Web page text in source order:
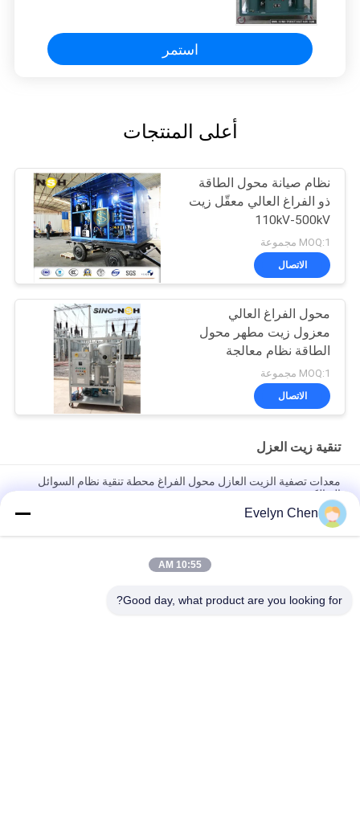
استمر
أعلى المنتجات
نظام صيانة محول الطاقة
ذو الفراغ العالي معقّل زيت
110kV-500kV
MOQ:1 مجموعة
الاتصال
محول الفراغ العالي
معزول زيت مطهر محول
الطاقة نظام معالجة
الصيانة
MOQ:1 مجموعة
الاتصال
تنقية زيت العزل
معدات تصفية الزيت العازل محول الفراغ محطة تنقية نظام السوائل
الديالكترونية
تصفية النفط من محول النفايات آلة التطهير إزالة المياه العازلة معالجة
السوائل
وحدة متنقلة لتنقية الزيت العازل، نظام الترشيح الدقيق، آلة معالجة
Evelyn Chen
10:55 AM
Good day, what product are you looking for?